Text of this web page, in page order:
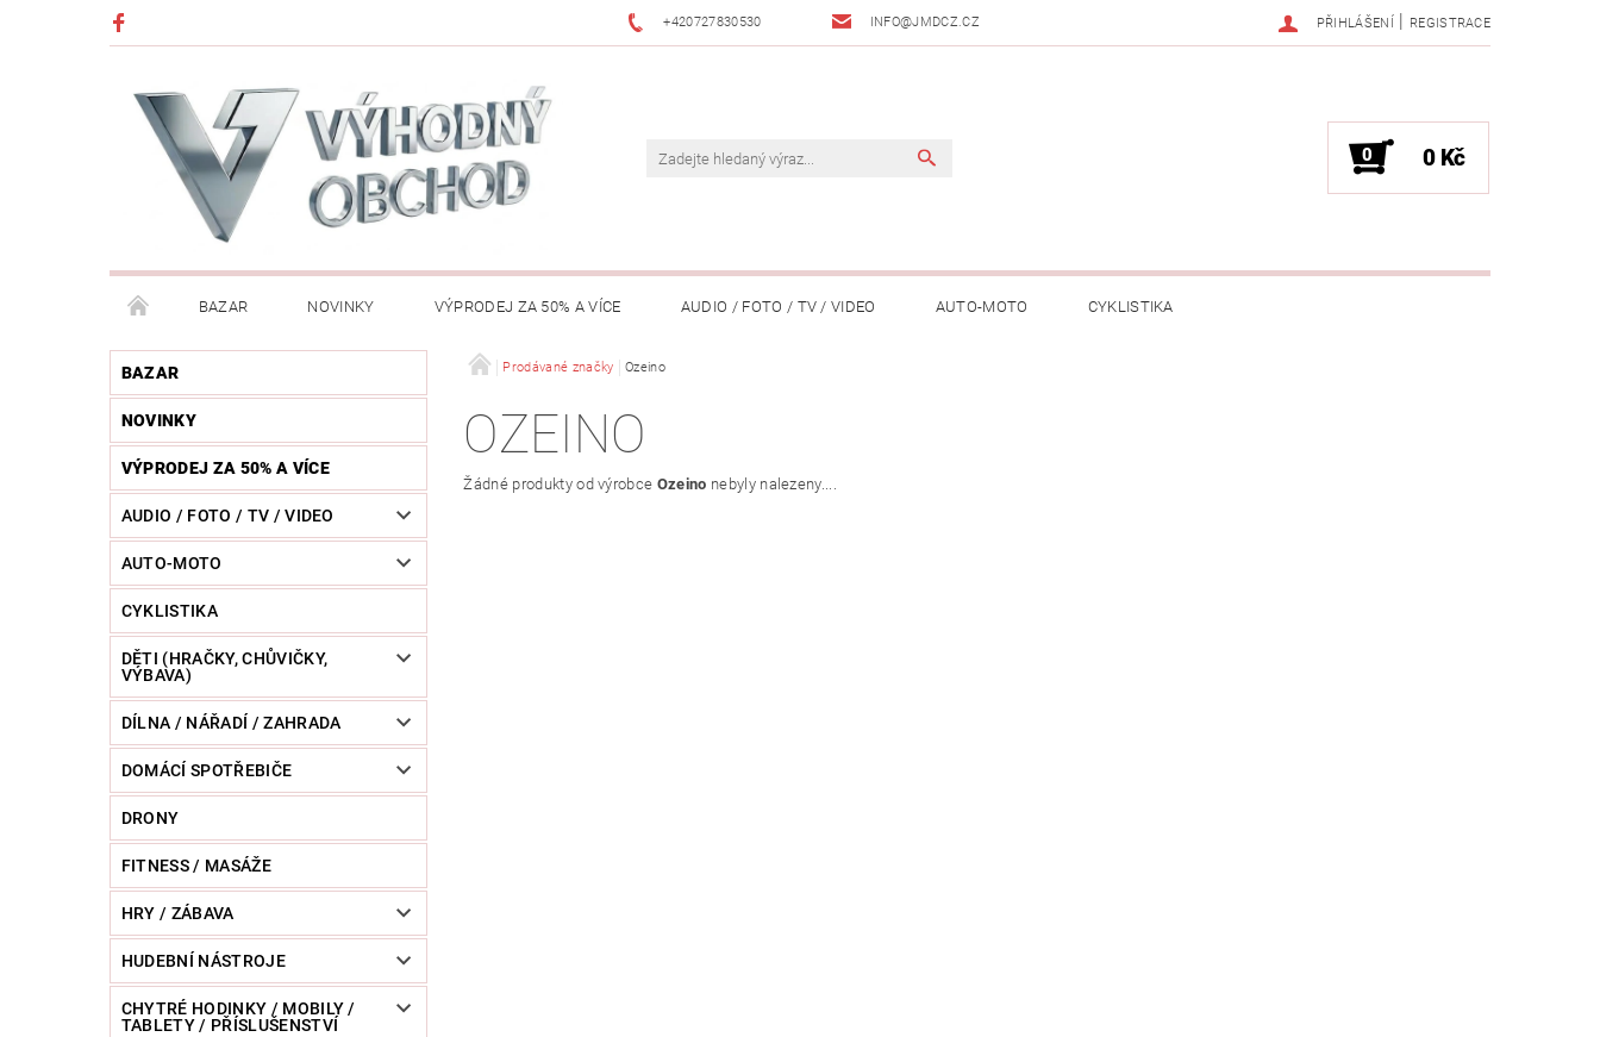
+420727830530 INFO@JMDCZ.CZ PŘIHLÁŠENÍ | REGISTRACE
0 0 Kč
BAZAR NOVINKY VÝPRODEJ ZA 50% A VÍCE AUDIO / FOTO / TV / VIDEO AUTO-MOTO CYKLISTIKA
DĚTI (HRAČKY, CHŮVIČKY, VÝBAVA) DÍLNA / NÁŘADÍ / ZAHRADA
HUDEBNÍ NÁSTROJE CHYTRÉ HODINKY / MOBILY / TABLETY / PŘÍSLUŠENSTVÍ
KOSMETIKA / ŠPERKY KOŽENÝ SVĚT (OPASKY, PENĚŽENKY, ...) OSOBNÍ POMŮCKY
POWERBANKY
ZVÍŘATA / CHOVATELSKÉ POTŘEBY
BAZAR
NOVINKY
VÝPRODEJ ZA 50% A VÍCE
AUDIO / FOTO / TV / VIDEO
AUTO-MOTO
CYKLISTIKA
DĚTI (HRAČKY, CHŮVIČKY,
VÝBAVA)
DÍLNA / NÁŘADÍ / ZAHRADA
DOMÁCÍ SPOTŘEBIČE
DRONY
FITNESS / MASÁŽE
HRY / ZÁBAVA
HUDEBNÍ NÁSTROJE
CHYTRÉ HODINKY / MOBILY /
TABLETY / PŘÍSLUŠENSTVÍ
Prodávané značky Ozeino
OZEINO
Žádné produkty od výrobce Ozeino nebyly nalezeny....